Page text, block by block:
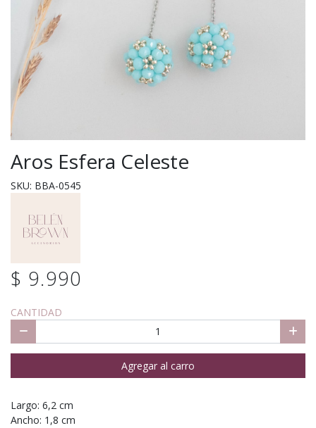
Aros Esfera Celeste
SKU: BBA-0545
$ 9.990
CANTIDAD
Agregar al carro
Largo: 6,2 cm
Ancho: 1,8 cm